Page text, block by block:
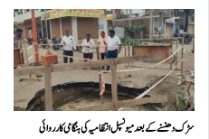
سڑک دھنسنے کے بعد میونسپل انتظامیہ کی ہنگامی کارروائی